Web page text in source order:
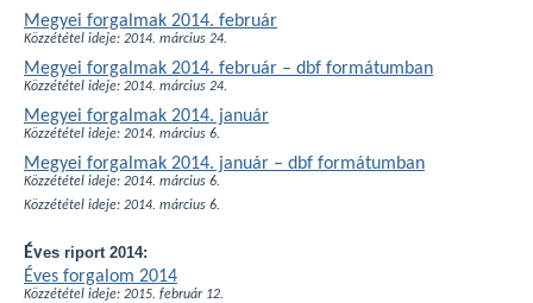
Megyei forgalmak 2014. február
Közzététel ideje: 2014. március 24.
Megyei forgalmak 2014. február – dbf formátumban
Közzététel ideje: 2014. március 24.
Megyei forgalmak 2014. január
Közzététel ideje: 2014. március 6.
Megyei forgalmak 2014. január – dbf formátumban
Közzététel ideje: 2014. március 6.
Közzététel ideje: 2014. március 6.
Éves riport 2014:
Éves forgalom 2014
Közzététel ideje: 2015. február 12.